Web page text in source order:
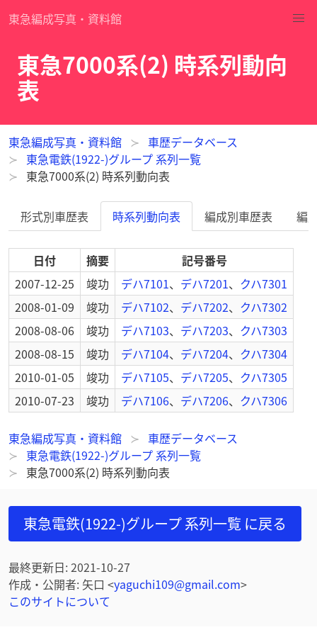
東急編成写真・資料館
東急7000系(2) 時系列動向
表
東急編成写真・資料館
車歴データベース
東急電鉄(1922-)グループ 系列一覧
東急7000系(2) 時系列動向表
形式別車歴表 時系列動向表 編成別車歴表 編
日付 摘要
記号番号
2007-12-25
竣功 デハ7101、 デハ7201、 クハ7301
2008-01-09
竣功 デハ7102、 デハ7202、 クハ7302
2008-08-06
竣功 デハ7103、 デハ7203、 クハ7303
2008-08-15
竣功 デハ7104、 デハ7204、 クハ7304
2010-01-05
竣功 デハ7105、 デハ7205、 クハ7305
2010-07-23
竣功 デハ7106、 デハ7206、 クハ7306
東急編成写真・資料館
車歴データベース
東急電鉄(1922-)グループ 系列一覧
東急7000系(2) 時系列動向表
東急電鉄(1922-)グループ 系列一覧 に戻る
最終更新日:2021-10-27
作成・公開者: 矢口 <yaguchi109@gmail.com>
このサイトについて